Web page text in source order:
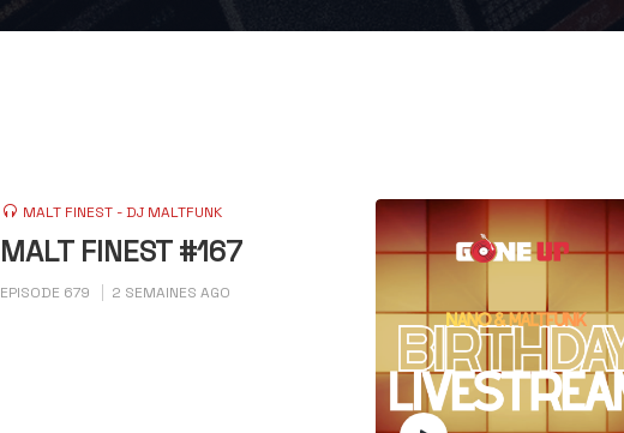
MALT FINEST - DJ MALTFUNK
MALT FINEST #167
EPISODE 679 2 SEMAINES AGO